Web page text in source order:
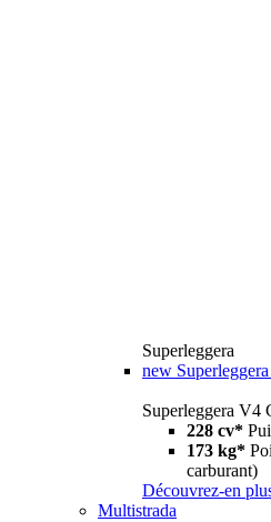
Superleggera
new
Superleggera V4
228 cv*
173 kg*
carburant)
Découvrez-en
Multistrada